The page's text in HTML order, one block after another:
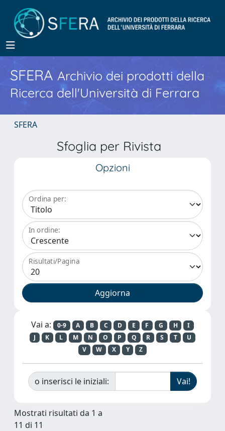
SFERA Archivio dei prodotti della
Ricerca dell'Università di Ferrara
SFERA
Sfoglia per Rivista
Opzioni
Ordina per:
In ordine:
Risultati/Pagina
Vai a: 0-9 A B C D E F G H
I
J
K L M N O P Q R S T
U
V
W X Y Z
o inserisci le iniziali:
Mostrati risultati da 1 a
11 di 11